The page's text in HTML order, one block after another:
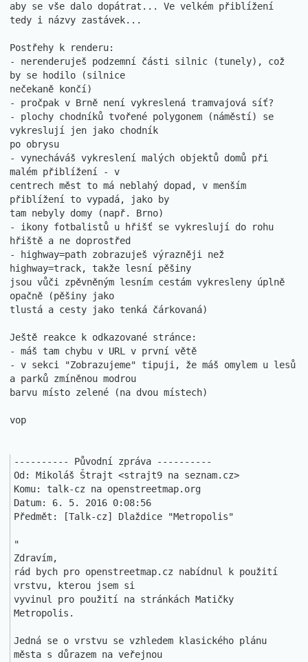
aby se vše dalo dopátrat... Ve velkém přiblížení
tedy i názvy zastávek...
Postřehy k renderu:
- nerenderuješ podzemní části silnic (tunely), což
by se hodilo (silnice
nečekaně končí)
- pročpak v Brně není vykreslená tramvajová síť?
- plochy chodníků tvořené polygonem (náměstí) se
vykreslují jen jako chodník
po obrysu
- vynecháváš vykreslení malých objektů domů při
malém přiblížení - v
centrech měst to má neblahý dopad, v menším
přiblížení to vypadá, jako by
tam nebyly domy (např. Brno)
- ikony fotbalistů u hřišť se vykreslují do rohu
hřiště a ne doprostřed
- highway=path zobrazuješ výrazněji než
highway=track, takže lesní pěšiny
jsou vůči zpěvněným lesním cestám vykresleny úplně
opačně (pěšiny jako
tlustá a cesty jako tenká čárkovaná)
Ještě reakce k odkazované stránce:
- máš tam chybu v URL v první větě
- v sekci "Zobrazujeme" tipuji, že máš omylem u lesů
a parků zmíněnou modrou
barvu místo zelené (na dvou místech)
vop
---------- Původní zpráva ----------
Od: Mikoláš Štrajt <strajt9 na seznam.cz>
Komu: talk-cz na openstreetmap.org
Datum: 6. 5. 2016 0:08:56
Předmět: [Talk-cz] Dlaždice "Metropolis"
"
Zdravím,
rád bych pro openstreetmap.cz nabídnul k použití
vrstvu, kterou jsem si
vyvinul pro použití na stránkách Matičky
Metropolis.
Jedná se o vrstvu se vzhledem klasického plánu
města s důrazem na veřejnou